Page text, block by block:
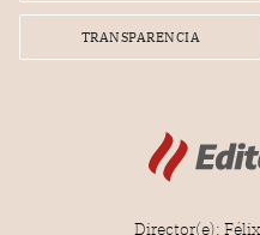
TRANSPARENCIA
Director(e):